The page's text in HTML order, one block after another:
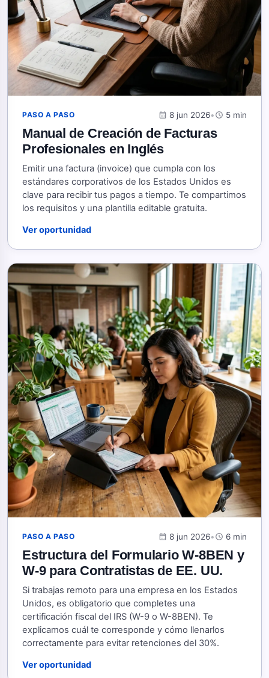
PASO A PASO calendar_month 8 jun 2026•schedule 5 min
Manual de Creación de Facturas
Profesionales en Inglés
Emitir una factura (invoice) que cumpla con los
estándares corporativos de los Estados Unidos es
clave para recibir tus pagos a tiempo. Te compartimos
los requisitos y una plantilla editable gratuita.
Ver oportunidad
PASO A PASO calendar_month 8 jun 2026•schedule 6 min
Estructura del Formulario W-8BEN y
W-9 para Contratistas de EE. UU.
Si trabajas remoto para una empresa en los Estados
Unidos, es obligatorio que completes una
certificación fiscal del IRS (W-9 o W-8BEN). Te
explicamos cuál te corresponde y cómo llenarlos
correctamente para evitar retenciones del 30%.
Ver oportunidad